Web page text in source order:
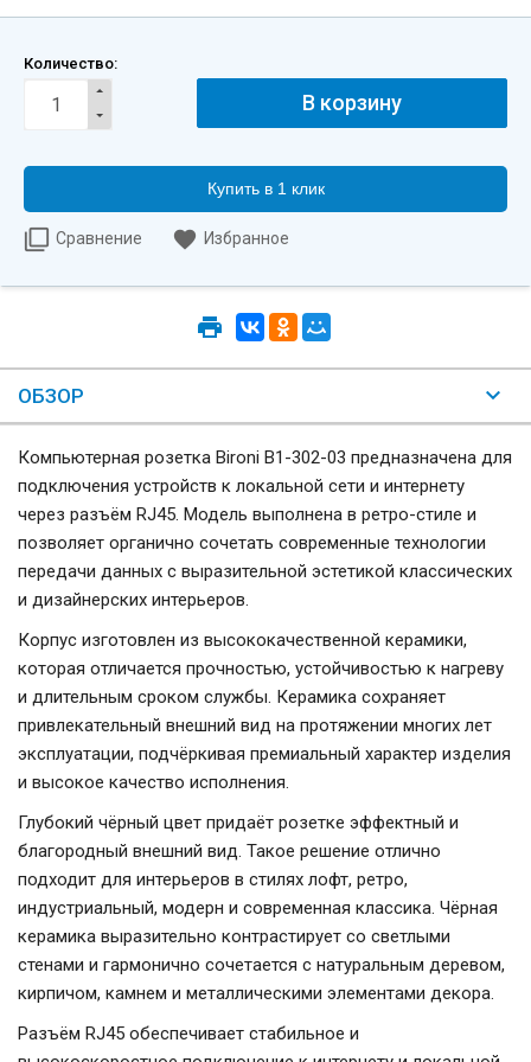
Количество:
Купить в 1 клик
Сравнение Избранное
ОБЗОР
Компьютерная розетка Bironi B1-302-03 предназначена для
подключения устройств к локальной сети и интернету
через разъём RJ45. Модель выполнена в ретро-стиле и
позволяет органично сочетать современные технологии
передачи данных с выразительной эстетикой классических
и дизайнерских интерьеров.
Корпус изготовлен из высококачественной керамики,
которая отличается прочностью, устойчивостью к нагреву
и длительным сроком службы. Керамика сохраняет
привлекательный внешний вид на протяжении многих лет
эксплуатации, подчёркивая премиальный характер изделия
и высокое качество исполнения.
Глубокий чёрный цвет придаёт розетке эффектный и
благородный внешний вид. Такое решение отлично
подходит для интерьеров в стилях лофт, ретро,
индустриальный, модерн и современная классика. Чёрная
керамика выразительно контрастирует со светлыми
стенами и гармонично сочетается с натуральным деревом,
кирпичом, камнем и металлическими элементами декора.
Разъём RJ45 обеспечивает стабильное и